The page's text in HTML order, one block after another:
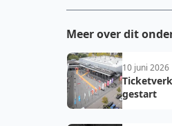
Meer over dit
10 juni 2026
gestart